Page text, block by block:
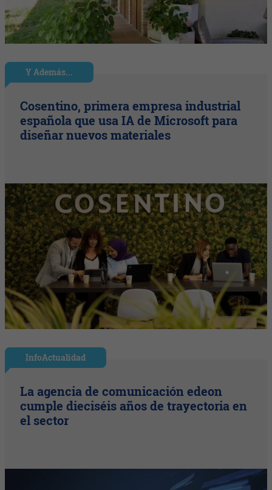
Y Además...
Cosentino, primera empresa industrial
española que usa IA de Microsoft para
diseñar nuevos materiales
InfoActualidad
La agencia de comunicación edeon
cumple dieciséis años de trayectoria en
el sector